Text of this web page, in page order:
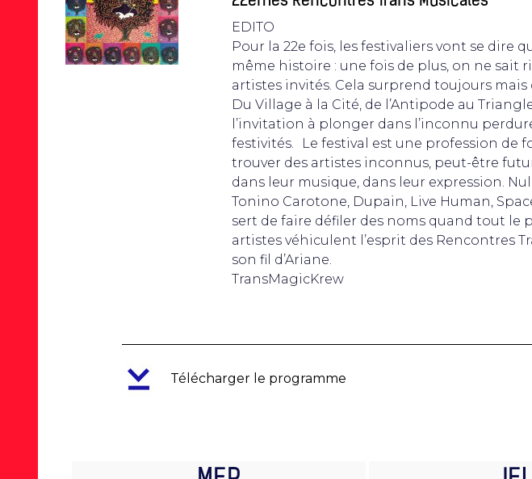
EDITO
Pour la 22e fois, les festivaliers vont se dire
même histoire : une fois de plus, on ne sait
artistes invités. Cela surprend toujours
Du Village à la Cité, de l’Antipode au
l’invitation à plonger dans l’inconnu
festivités. Le festival est une profession de
trouver des artistes inconnus, peut-être
dans leur musique, dans leur expression.
Tonino Carotone, Dupain, Live Human,
sert de faire défiler des noms quand tout le
artistes véhiculent l’esprit des Rencontres
son fil d’Ariane.
TransMagicKrew
Télécharger le programme